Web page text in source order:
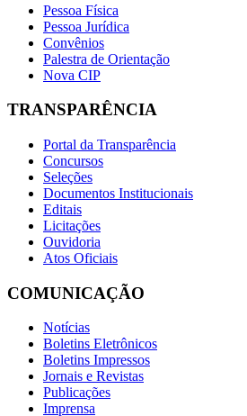
Pessoa Física
Pessoa Jurídica
Convênios
Palestra de Orientação
Nova CIP
TRANSPARÊNCIA
Portal da Transparência
Concursos
Seleções
Documentos Institucionais
Editais
Licitações
Ouvidoria
Atos Oficiais
COMUNICAÇÃO
Notícias
Boletins Eletrônicos
Boletins Impressos
Jornais e Revistas
Publicações
Imprensa